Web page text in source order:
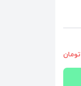
تومان